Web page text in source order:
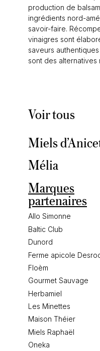
production de
ingrédients nord-
savoir-faire.
vinaigres sont
saveurs
sont des alternatives
Voir tous
Miels
Mélia
Marques
partenaires
Allo Simonne
Baltic Club
Dunord
Ferme apicole
Floèm
Gourmet Sauvage
Herbamiel
Les Minettes
Maison Théier
Miels Raphaël
Oneka